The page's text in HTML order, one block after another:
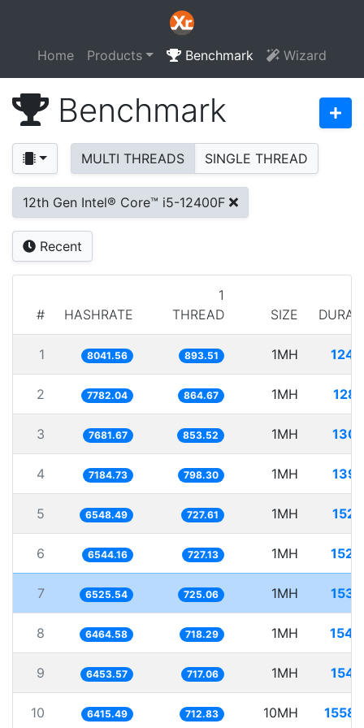
Home Products Benchmark Wizard
Benchmark
MULTI THREADS SINGLE THREAD
12th Gen Intel® Core™ i5-12400F
Recent
# HASHRATE
1
THREAD
SIZE
1 8041.56 893.51 1MH
2 7782.04 864.67 1MH
3 7681.67 853.52 1MH
4 7184.73 798.30 1MH
5 6548.49 727.61 1MH
6 6544.16 727.13 1MH
7 6525.54 725.06 1MH
8 6464.58 718.29 1MH
9 6453.57 717.06 1MH
10 6415.49 712.83 10MH